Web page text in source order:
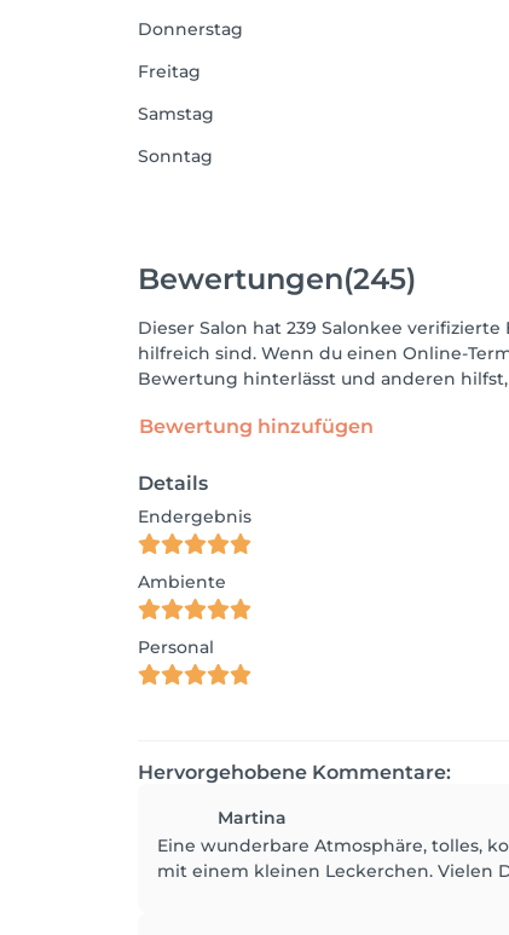
Donnerstag
Freitag
Samstag
Sonntag
Bewertungen(245)
Dieser Salon hat 239 Salonkee
hilfreich sind. Wenn du einen Online-
Bewertung hinterlässt und anderen
Bewertung hinzufügen
Details
Endergebnis
Ambiente
Personal
Hervorgehobene Kommentare:
Martina
Eine wunderbare Atmosphäre, tolles,
mit einem kleinen Leckerchen. Vielen